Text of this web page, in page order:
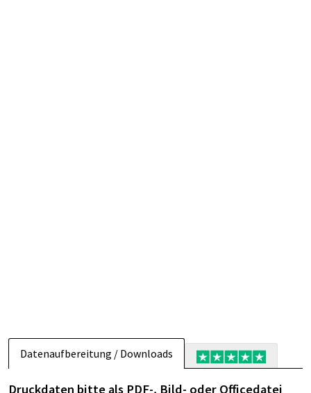
Datenaufbereitung / Downloads
Druckdaten bitte als PDF-, Bild- oder Officedatei